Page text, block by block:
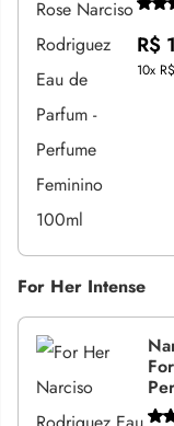
R$
10x
For Her Intense